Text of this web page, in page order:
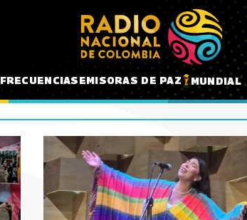
FRECUENCIASEMISORAS DE PAZ MUNDIAL